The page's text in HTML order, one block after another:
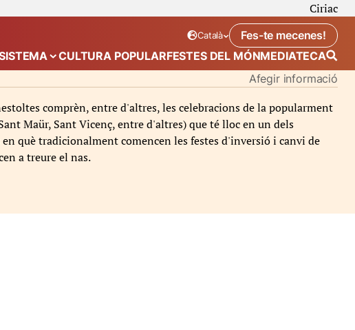
Ciriac
Idioma seleccionat:
Català
. Canviar idiomaFes-te mecenes!
submenú de “Calendari”
Mostra el submenú de “Ecosistema”
CULTURA POPULARFESTES DEL MÓNMEDIATECA
Afegir informació
comprèn, entre d'altres, les celebracions de la popularment
Maür, Sant Vicenç, entre d'altres) que té lloc en un dels
què tradicionalment comencen les festes d'inversió i canvi de
a treure el nas.